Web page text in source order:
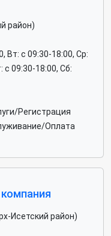
район)
Вт: c 09:30-18:00, Ср:
c 09:30-18:00, Сб:
Регистрация
Оплата
Исетский район)